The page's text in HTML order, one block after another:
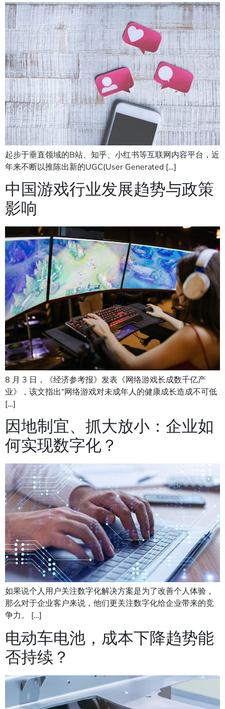
起步于垂直领域的B站、知乎、小红书等互联网内容平台，近
年来不断以推陈出新的UGC(User Generated […]
中国游戏行业发展趋势与政策
影响
8 月 3 日，《经济参考报》发表《网络游戏长成数千亿产
业》，该文指出“网络游戏对未成年人的健康成长造成不可低
[…]
因地制宜、抓大放小：企业如
何实现数字化？
如果说个人用户关注数字化解决方案是为了改善个人体验，
那么对于企业客户来说，他们更关注数字化给企业带来的竞
争力。 […]
电动车电池，成本下降趋势能
否持续？